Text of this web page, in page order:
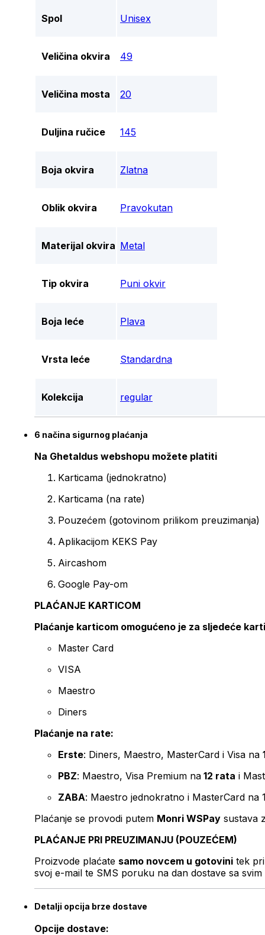
Spol Unisex
Veličina okvira 49
Veličina mosta 20
Duljina ručice 145
Boja okvira Zlatna
Oblik okvira Pravokutan
Materijal okvira Metal
Tip okvira Puni okvir
Boja leće Plava
Vrsta leće Standardna
Kolekcija regular
6 načina sigurnog plaćanja
Na Ghetaldus webshopu možete platiti
Karticama (jednokratno)
Karticama (na rate)
Pouzećem (gotovinom prilikom preuzimanja)
Aplikacijom KEKS Pay
Aircashom
Google Pay-om
PLAĆANJE KARTICOM
Plaćanje karticom omogućeno je za sljedeće
Master Card
VISA
Maestro
Diners
Plaćanje na rate:
Erste: Diners, Maestro, MasterCard i Visa na
PBZ: Maestro, Visa Premium na 12 rata i
ZABA: Maestro jednokratno i MasterCard na
Plaćanje se provodi putem Monri WSPay sustava
PLAĆANJE PRI PREUZIMANJU (POUZEĆEM)
Proizvode plaćate samo novcem u gotovini tek
svoj e-mail te SMS poruku na dan dostave sa svim
Detalji opcija brze dostave
Opcije dostave: